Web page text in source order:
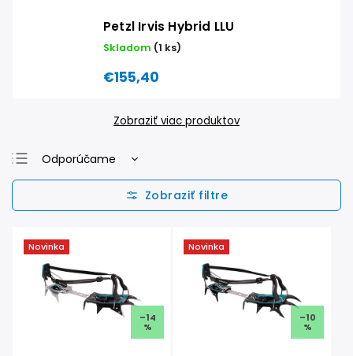
Petzl Irvis Hybrid LLU
Skladom (1 ks)
€155,40
Zobraziť viac produktov
Odporúčame
Najlacnejšie
Najdrahšie
Abecedne
Novinka
–14
%
Novinka
–10
%